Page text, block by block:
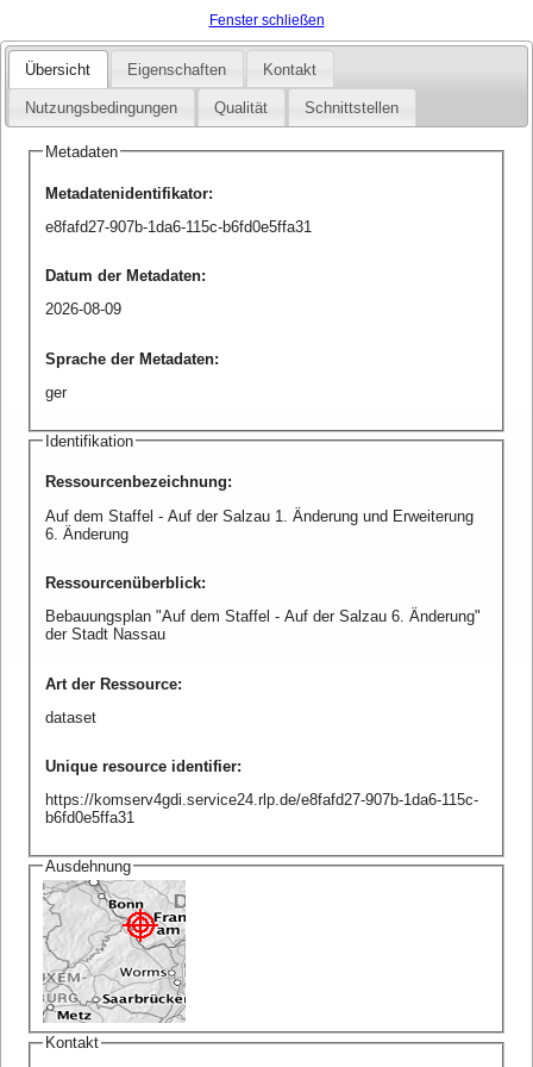
Fenster schließen
Übersicht Eigenschaften Kontakt
Nutzungsbedingungen Qualität Schnittstellen
Metadaten
Metadatenidentifikator:
e8fafd27-907b-1da6-115c-b6fd0e5ffa31
Datum der Metadaten:
2026-08-09
Sprache der Metadaten:
ger
Identifikation
Ressourcenbezeichnung:
Auf dem Staffel - Auf der Salzau 1. Änderung und Erweiterung
6. Änderung
Ressourcenüberblick:
Bebauungsplan "Auf dem Staffel - Auf der Salzau 6. Änderung"
der Stadt Nassau
Art der Ressource:
dataset
Unique resource identifier:
https://komserv4gdi.service24.rlp.de/e8fafd27-907b-1da6-115c-
b6fd0e5ffa31
Ausdehnung
Kontakt